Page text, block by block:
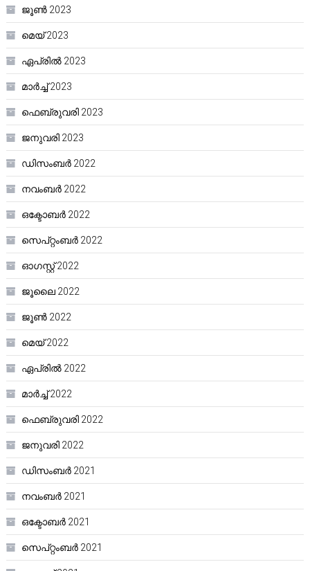
ജൂൺ 2023
മെയ്‌ 2023
ഏപ്രിൽ 2023
മാർച്ച്‌ 2023
ഫെബ്രുവരി 2023
ജനുവരി 2023
ഡിസംബർ 2022
നവംബർ 2022
ഒക്ടോബർ 2022
സെപ്റ്റംബർ 2022
ഓഗസ്റ്റ്‌ 2022
ജൂലൈ 2022
ജൂൺ 2022
മെയ്‌ 2022
ഏപ്രിൽ 2022
മാർച്ച്‌ 2022
ഫെബ്രുവരി 2022
ജനുവരി 2022
ഡിസംബർ 2021
നവംബർ 2021
ഒക്ടോബർ 2021
സെപ്റ്റംബർ 2021